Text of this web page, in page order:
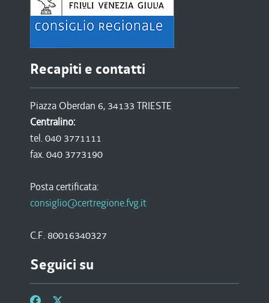
Recapiti e contatti
Piazza Oberdan 6, 34133 TRIESTE
Centralino:
tel. 040 3771111
fax. 040 3773190
Posta certificata:
consiglio@certregione.fvg.it
C.F. 80016340327
Seguici su